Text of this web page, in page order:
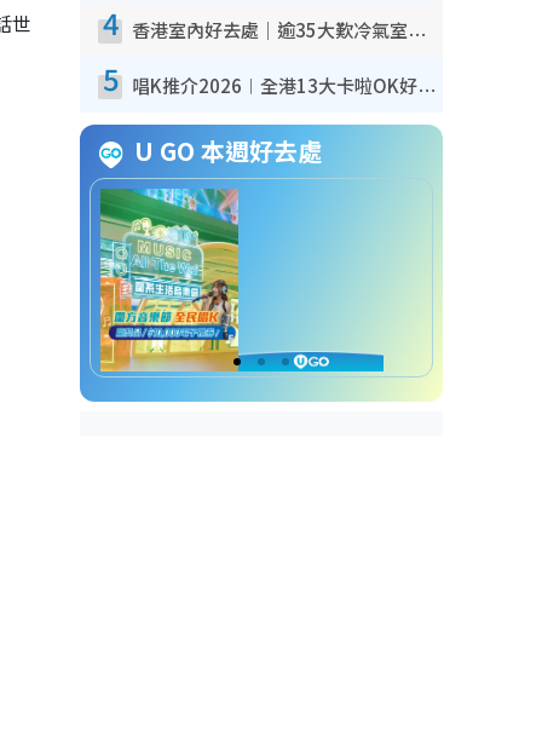
世 4 香港室內好去處｜逾35大歎冷氣室內好去處推介 室內活動免費避雨無懼落雨
5 唱K推介2026︱全港13大卡啦OK好去處！最平$36起 日文K都有！(附地址+收費詳情)
U GO 本週好去處